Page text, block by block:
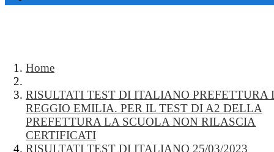
Home
RISULTATI TEST DI ITALIANO PREFETTURA
REGGIO EMILIA. PER IL TEST DI A2 DELLA
PREFETTURA LA SCUOLA NON RILASCIA
CERTIFICATI
RISULTATI TEST DI ITALIANO 25/03/2023